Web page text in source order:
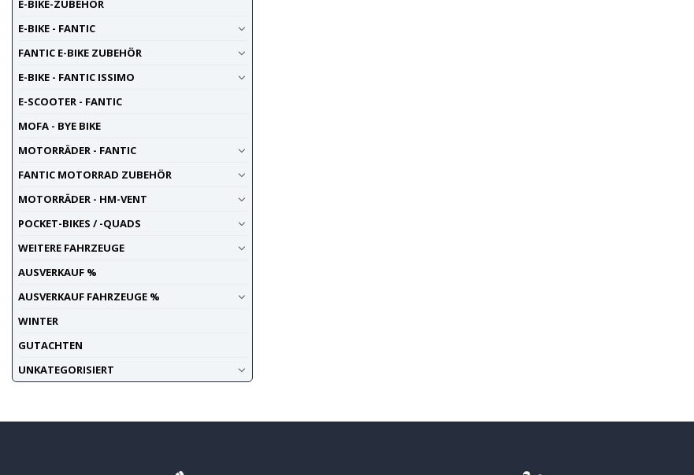
E-BIKE-ZUBEHÖR
E-BIKE - FANTIC
FANTIC E-BIKE ZUBEHÖR
E-BIKE - FANTIC ISSIMO
E-SCOOTER - FANTIC
MOFA - BYE BIKE
MOTORRÄDER - FANTIC
FANTIC MOTORRAD ZUBEHÖR
MOTORRÄDER - HM-VENT
POCKET-BIKES / -QUADS
WEITERE FAHRZEUGE
AUSVERKAUF %
AUSVERKAUF FAHRZEUGE %
WINTER
GUTACHTEN
UNKATEGORISIERT